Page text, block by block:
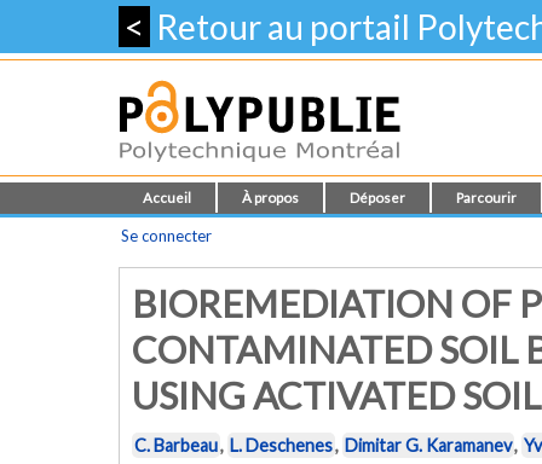
< Retour au portail
Accueil À propos Déposer Parcourir
Se connecter
BIOREMEDIATION OF
CONTAMINATED SOIL
USING ACTIVATED SOIL
C. Barbeau, L. Deschenes, Dimitar G. Karamanev,